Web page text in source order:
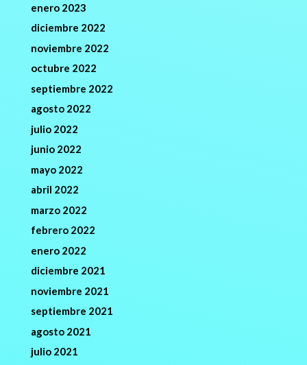
enero 2023
diciembre 2022
noviembre 2022
octubre 2022
septiembre 2022
agosto 2022
julio 2022
junio 2022
mayo 2022
abril 2022
marzo 2022
febrero 2022
enero 2022
diciembre 2021
noviembre 2021
septiembre 2021
agosto 2021
julio 2021